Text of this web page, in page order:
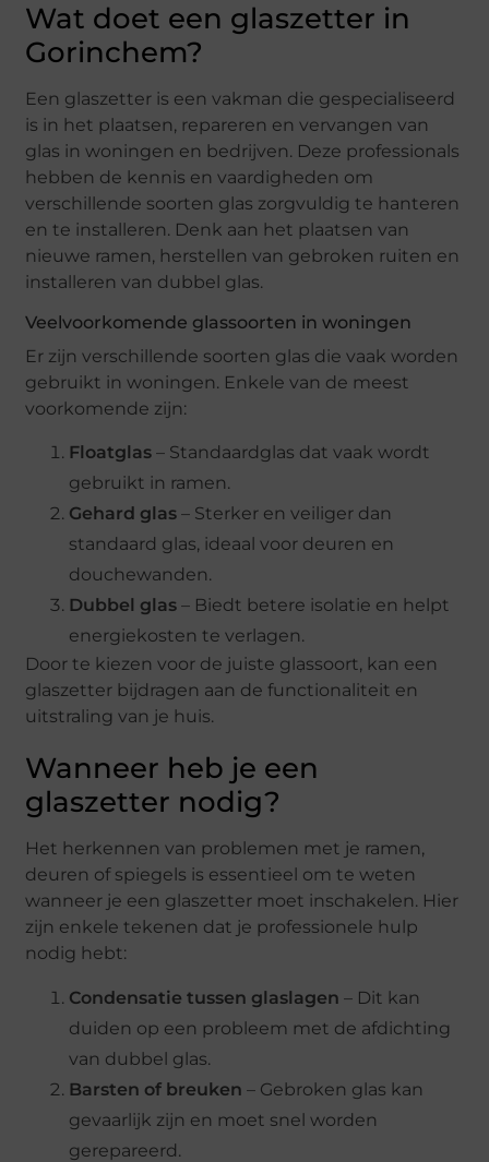
Wat doet een glaszetter in
Gorinchem?
Een glaszetter is een vakman die gespecialiseerd
is in het plaatsen, repareren en vervangen van
glas in woningen en bedrijven. Deze professionals
hebben de kennis en vaardigheden om
verschillende soorten glas zorgvuldig te hanteren
en te installeren. Denk aan het plaatsen van
nieuwe ramen, herstellen van gebroken ruiten en
installeren van dubbel glas.
Veelvoorkomende glassoorten in woningen
Er zijn verschillende soorten glas die vaak worden
gebruikt in woningen. Enkele van de meest
voorkomende zijn:
Floatglas – Standaardglas dat vaak wordt
gebruikt in ramen.
Gehard glas – Sterker en veiliger dan
standaard glas, ideaal voor deuren en
douchewanden.
Dubbel glas – Biedt betere isolatie en helpt
energiekosten te verlagen.
Door te kiezen voor de juiste glassoort, kan een
glaszetter bijdragen aan de functionaliteit en
uitstraling van je huis.
Wanneer heb je een
glaszetter nodig?
Het herkennen van problemen met je ramen,
deuren of spiegels is essentieel om te weten
wanneer je een glaszetter moet inschakelen. Hier
zijn enkele tekenen dat je professionele hulp
nodig hebt:
Condensatie tussen glaslagen – Dit kan
duiden op een probleem met de afdichting
van dubbel glas.
Barsten of breuken – Gebroken glas kan
gevaarlijk zijn en moet snel worden
gerepareerd.